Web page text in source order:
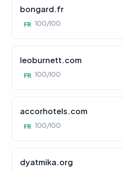
bongard.fr
FR 100/100
leoburnett.com
FR 100/100
accorhotels.com
FR 100/100
dyatmika.org